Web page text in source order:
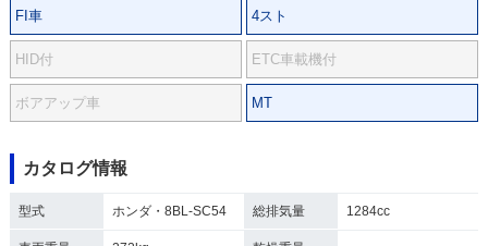
FI車 4スト
HID付 ETC車載機付
ボアアップ車 MT
カタログ情報
型式 ホンダ・8BL-SC54 総排気量 1284cc